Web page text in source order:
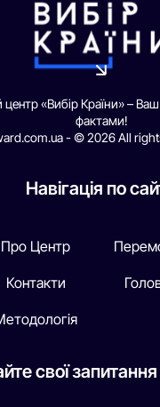
центр «Вибір Країни» –
фактами!
- © 2026 All
Навігація по
Про Центр
Контакти
свої запитання